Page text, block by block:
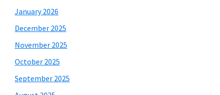
January 2026
December 2025
November 2025
October 2025
September 2025